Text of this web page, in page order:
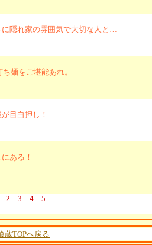
隠れ家の雰囲気で大切な人と…
麺をご堪能あれ。
目白押し！
ある！
2 3 4
5
蔵TOPへ戻る